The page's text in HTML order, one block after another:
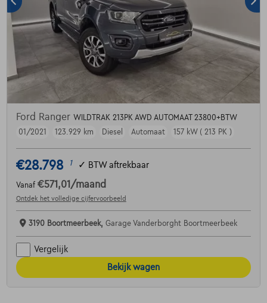
Ford Ranger WILDTRAK 213PK AWD AUTOMAAT 23800+BTW
01/2021
123.929 km Diesel Automaat 157 kW ( 213 PK )
€28.798 1 ✓ BTW aftrekbaar
Vanaf €571,01 /maand
Ontdek het volledige cijfervoorbeeld
3190 Boortmeerbeek, Garage Vanderborght Boortmeerbeek
Vergelijk
Bekijk wagen